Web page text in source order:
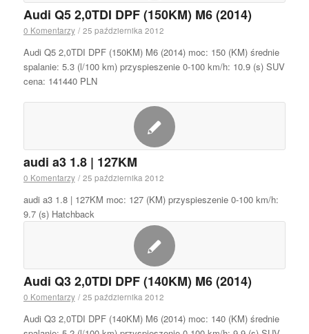
Audi Q5 2,0TDI DPF (150KM) M6 (2014)
0 Komentarzy / 25 października 2012
Audi Q5 2,0TDI DPF (150KM) M6 (2014) moc: 150 (KM) średnie
spalanie: 5.3 (l/100 km) przyspieszenie 0-100 km/h: 10.9 (s) SUV
cena: 141440 PLN
audi a3 1.8 | 127KM
0 Komentarzy / 25 października 2012
audi a3 1.8 | 127KM moc: 127 (KM) przyspieszenie 0-100 km/h:
9.7 (s) Hatchback
Audi Q3 2,0TDI DPF (140KM) M6 (2014)
0 Komentarzy / 25 października 2012
Audi Q3 2,0TDI DPF (140KM) M6 (2014) moc: 140 (KM) średnie